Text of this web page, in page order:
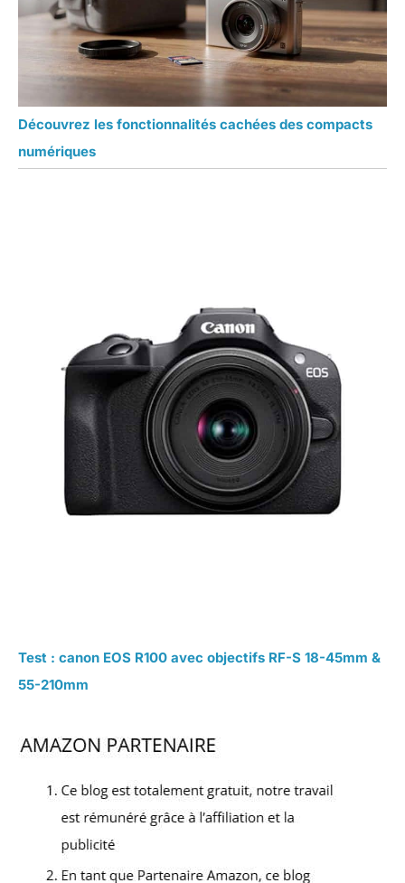
Découvrez les fonctionnalités cachées des compacts
numériques
Test : canon EOS R100 avec objectifs RF-S 18-45mm &
55-210mm